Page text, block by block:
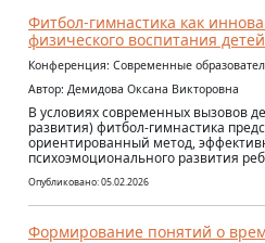
Фитбол-гимнастика как
физического воспитания
Конференция: Современные
Автор: Демидова Оксана Викторовна
В условиях современных вызовов
развития) фитбол-гимнастика
ориентированный метод,
психоэмоционального развития
Опубликовано: 05.02.2026
Формирование понятий о